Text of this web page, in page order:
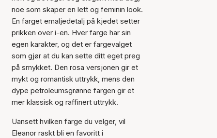
noe som skaper en lett og feminin look.
En farget emaljedetalj på kjedet setter
prikken over i-en. Hver farge har sin
egen karakter, og det er fargevalget
som gjør at du kan sette ditt eget preg
på smykket. Den rosa versjonen gir et
mykt og romantisk uttrykk, mens den
dype petroleumsgrønne fargen gir et
mer klassisk og raffinert uttrykk.
Uansett hvilken farge du velger, vil
Eleanor raskt bli en favoritt i